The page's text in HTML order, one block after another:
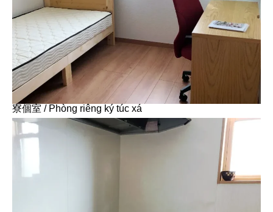
寮個室 / Phòng riêng ký túc xá